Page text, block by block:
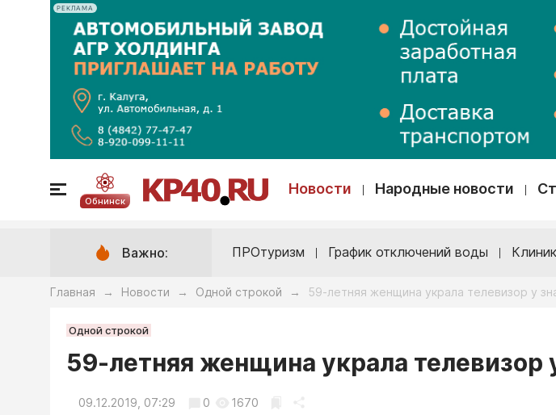
РЕКЛАМА
Обнинск
Новости Народные новости
Важно: ПРОтуризм График отключений воды
Главная → Новости → Одной строкой → 59-летняя женщина украла телевизор у
Одной строкой
59-летняя женщина украла телевизор
09.12.2019, 07:29 0 1670